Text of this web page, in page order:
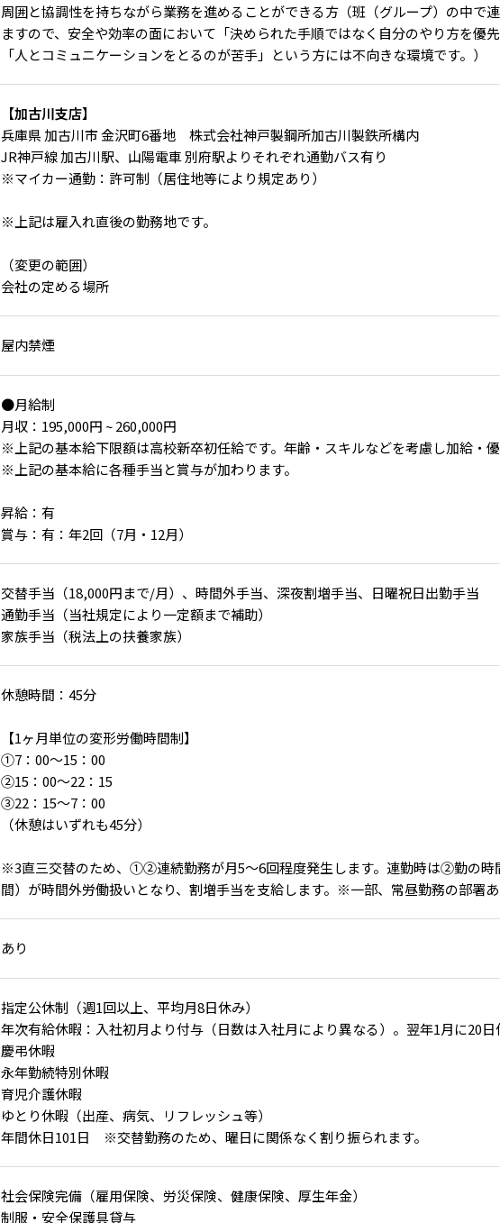
周囲と協調性を持ちながら業務を進めることができる方（班（グループ）の中で
ますので、安全や効率の面において「決められた手順ではなく自分のやり方を優先
「人とコミュニケーションをとるのが苦手」という方には不向きな環境です。）
【加古川支店】
兵庫県 加古川市 金沢町6番地 株式会社神戸製鋼所加古川製鉄所構内
JR神戸線 加古川駅、山陽電車 別府駅よりそれぞれ通勤バス有り
※マイカー通勤：許可制（居住地等により規定あり）
※上記は雇入れ直後の勤務地です。
（変更の範囲）
会社の定める場所
屋内禁煙
●月給制
月収：195,000円 ~ 260,000円
※上記の基本給下限額は高校新卒初任給です。年齢・スキルなどを考慮し加給・優
※上記の基本給に各種手当と賞与が加わります。
昇給：有
賞与：有：年2回（7月・12月）
交替手当（18,000円まで/月）、時間外手当、深夜割増手当、日曜祝日出勤手当
通勤手当（当社規定により一定額まで補助）
家族手当（税法上の扶養家族）
休憩時間：45分
【1ヶ月単位の変形労働時間制】
①7：00～15：00
②15：00～22：15
③22：15～7：00
（休憩はいずれも45分）
※3直三交替のため、①②連続勤務が月5～6回程度発生します。連勤時は②勤の時
間）が時間外労働扱いとなり、割増手当を支給します。※一部、常昼勤務の部署あ
あり
指定公休制（週1回以上、平均月8日休み）
年次有給休暇：入社初月より付与（日数は入社月により異なる）。翌年1月に20日
慶弔休暇
永年勤続特別休暇
育児介護休暇
ゆとり休暇（出産、病気、リフレッシュ等）
年間休日101日 ※交替勤務のため、曜日に関係なく割り振られます。
社会保険完備（雇用保険、労災保険、健康保険、厚生年金）
制服・安全保護具貸与